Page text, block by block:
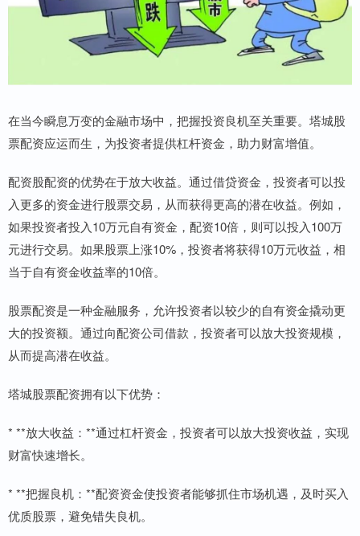
在当今瞬息万变的金融市场中，把握投资良机至关重要。塔城股
票配资应运而生，为投资者提供杠杆资金，助力财富增值。
配资股配资的优势在于放大收益。通过借贷资金，投资者可以投
入更多的资金进行股票交易，从而获得更高的潜在收益。例如，
如果投资者投入10万元自有资金，配资10倍，则可以投入100万
元进行交易。如果股票上涨10%，投资者将获得10万元收益，相
当于自有资金收益率的10倍。
股票配资是一种金融服务，允许投资者以较少的自有资金撬动更
大的投资额。通过向配资公司借款，投资者可以放大投资规模，
从而提高潜在收益。
塔城股票配资拥有以下优势：
* **放大收益：**通过杠杆资金，投资者可以放大投资收益，实现
财富快速增长。
* **把握良机：**配资资金使投资者能够抓住市场机遇，及时买入
优质股票，避免错失良机。